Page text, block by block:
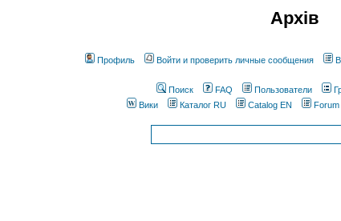
Архів
Профиль Войти и проверить личные сообщения
Поиск FAQ Пользователи
Вики
Каталог RU Catalog EN Forum